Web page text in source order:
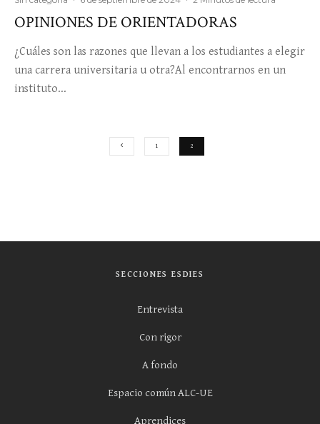
OPINIONES DE ORIENTADORAS
¿Cuáles son las razones que llevan a los estudiantes a elegir
una carrera universitaria u otra?Al encontrarnos en un
instituto...
1 2
SECCIONES ESDIES
Entrevista
Con rigor
A fondo
Espacio común ALC-UE
Aprendices